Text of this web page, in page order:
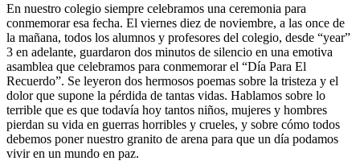
En nuestro colegio siempre celebramos una ceremonia para
conmemorar esa fecha. El viernes diez de noviembre, a las once de
la mañana, todos los alumnos y profesores del colegio, desde “year”
3 en adelante, guardaron dos minutos de silencio en una emotiva
asamblea que celebramos para conmemorar el “Día Para El
Recuerdo”. Se leyeron dos hermosos poemas sobre la tristeza y el
dolor que supone la pérdida de tantas vidas. Hablamos sobre lo
terrible que es que todavía hoy tantos niños, mujeres y hombres
pierdan su vida en guerras horribles y crueles, y sobre cómo todos
debemos poner nuestro granito de arena para que un día podamos
vivir en un mundo en paz.